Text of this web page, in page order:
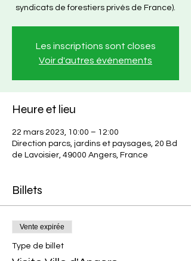
syndicats de forestiers privés de France).
Les inscriptions sont closes
Voir d'autres événements
Heure et lieu
22 mars 2023, 10:00 – 12:00
Direction parcs, jardins et paysages, 20 Bd
de Lavoisier, 49000 Angers, France
Billets
Vente expirée
Type de billet